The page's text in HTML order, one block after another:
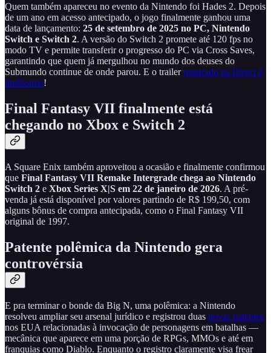
Quem também apareceu no evento da Nintendo foi Hades 2. Depois
de um ano em acesso antecipado, o jogo finalmente ganhou uma
data de lançamento: 25 de setembro de 2025 no PC, Nintendo
Switch e Switch 2. A versão do Switch 2 promete até 120 fps no
modo TV e permite transferir o progresso do PC via Cross Saves,
garantindo que quem já mergulhou no mundo dos deuses do
Submundo continue de onde parou. E o trailermostrado na Direct é
lindíssimo!
Final Fantasy VII finalmente está
chegando no Xbox e Switch 2
A Square Enix também aproveitou a ocasião e finalmente confirmou
que Final Fantasy VII Remake Intergrade chega ao Nintendo
Switch 2 e Xbox Series X|S em 22 de janeiro de 2026. A pré-
venda já está disponível por valores partindo de R$ 199,50, com
alguns bônus de compra antecipada, como o Final Fantasy VII
original de 1997.
Patente polêmica da Nintendo gera
controvérsia
E pra terminar o bonde da Big N, uma polêmica: a Nintendo
resolveu ampliar seu arsenal jurídico e registrou duas novas patentes
nos EUA relacionadas à invocação de personagens em batalhas —
mecânica que aparece em uma porção de RPGs, MMOs e até em
franquias como Diablo. Enquanto o registro claramente visa frear